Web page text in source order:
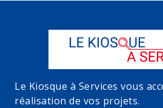
Le Kiosque à Services vous
réalisation de vos projets.